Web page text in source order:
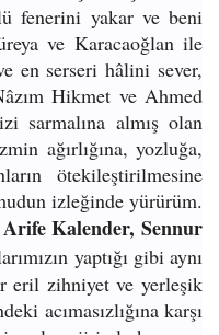
fenerini yakar ve beni
ve Karacaoğlan ile
en serseri hâlini sever,
Hikmet ve Ahmed
sarmalına almış olan
ağırlığına, yozluğa,
ötekileştirilmesine
izleğinde yürürüm.
Kalender, Sennur
yaptığı gibi aynı
eril zihniyet ve yerleşik
acımasızlığına karşı